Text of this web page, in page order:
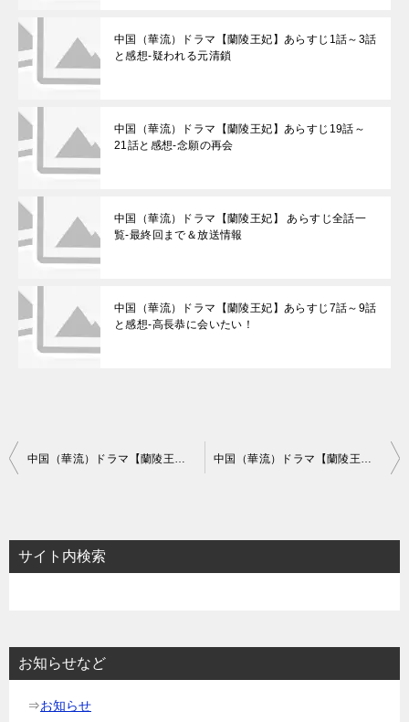
中国（華流）ドラマ【蘭陵王妃】あらすじ1話～3話
と感想-疑われる元清鎖
中国（華流）ドラマ【蘭陵王妃】あらすじ19話～
21話と感想-念願の再会
中国（華流）ドラマ【蘭陵王妃】 あらすじ全話一
覧-最終回まで＆放送情報
中国（華流）ドラマ【蘭陵王妃】あらすじ7話～9話
と感想-高長恭に会いたい！
投
ビ
ゲ
ョ
中国（華流）ドラマ【蘭陵王妃】あらすじ1話～3話と感想-疑われる元清鎖 中国（華流）ドラマ【蘭陵王妃】あらすじ7話～9話と感想-高長恭に会いたい！
サイト内検索
お知らせなど
⇒お知らせ